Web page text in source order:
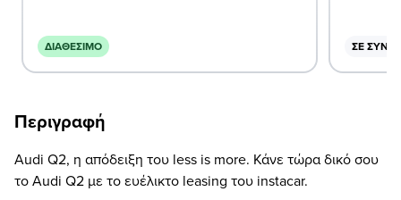
ΔΙΑΘΈΣΙΜΟ ΣΕ
Περιγραφή
Audi Q2, η απόδειξη του less is more. Κάνε τώρα δικό σου
το Audi Q2 με το ευέλικτο leasing του instacar.